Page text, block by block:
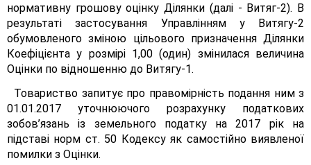
нормативну грошову оцінку Ділянки (далі - Витяг-2). В
результаті застосування Управлінням у Витягу-2
обумовленого зміною цільового призначення Ділянки
Коефіцієнта у розмірі 1,00 (один) змінилася величина
Оцінки по відношенню до Витягу-1.
Товариство запитує про правомірність подання ним з
01.01.2017 уточнюючого розрахунку податкових
зобов’язань із земельного податку на 2017 рік на
підставі норм ст. 50 Кодексу як самостійно виявленої
помилки з Оцінки.